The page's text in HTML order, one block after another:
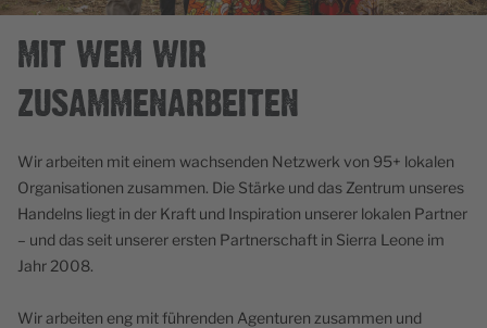
MIT WEM WIR
ZUSAMMENARBEITEN
Wir arbeiten mit einem wachsenden Netzwerk von 95+ lokalen
Organisationen zusammen. Die Stärke und das Zentrum unseres
Handelns liegt in der Kraft und Inspiration unserer lokalen Partner
– und das seit unserer ersten Partnerschaft in Sierra Leone im
Jahr 2008.
Wir arbeiten eng mit führenden Agenturen zusammen und